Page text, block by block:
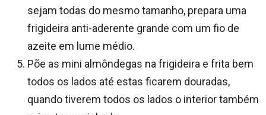
sejam todas do mesmo tamanho, prepara uma
frigideira anti-aderente grande com um fio de
azeite em lume médio.
Põe as mini almôndegas na frigideira e frita bem
todos os lados até estas ficarem douradas,
quando tiverem todos os lados o interior também